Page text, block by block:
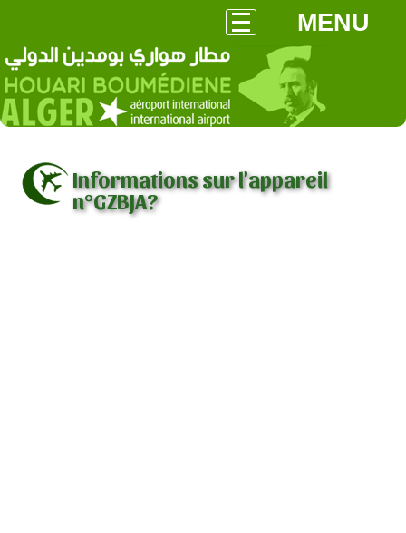
MENU
Informations sur l'appareil
n°GZBJA?